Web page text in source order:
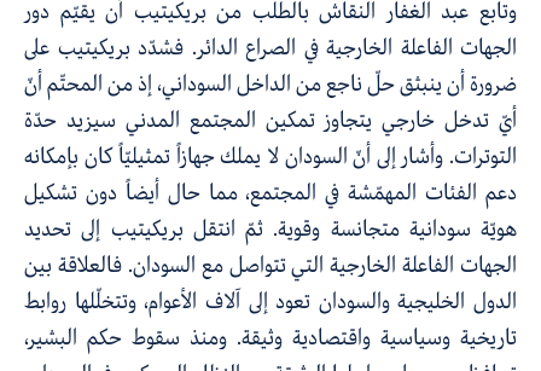
وتابع عبد الغفار النقاش بالطلب من بريكيتيب أن يقيّم دور
الجهات الفاعلة الخارجية في الصراع الدائر. فشدّد بريكيتيب على
ضرورة أن ينبثق حلّ ناجع من الداخل السوداني، إذ من المحتّم أنّ
أيّ تدخل خارجي يتجاوز تمكين المجتمع المدني سيزيد حدّة
التوترات. وأشار إلى أنّ السودان لا يملك جهازاً تمثيليّاً كان بإمكانه
دعم الفئات المهمّشة في المجتمع، مما حال أيضاً دون تشكيل
هويّة سودانية متجانسة وقوية. ثمّ انتقل بريكيتيب إلى تحديد
الجهات الفاعلة الخارجية التي تتواصل مع السودان. فالعلاقة بين
الدول الخليجية والسودان تعود إلى آلاف الأعوام، وتتخلّلها روابط
تاريخية وسياسية واقتصادية وثيقة. ومنذ سقوط حكم البشير،